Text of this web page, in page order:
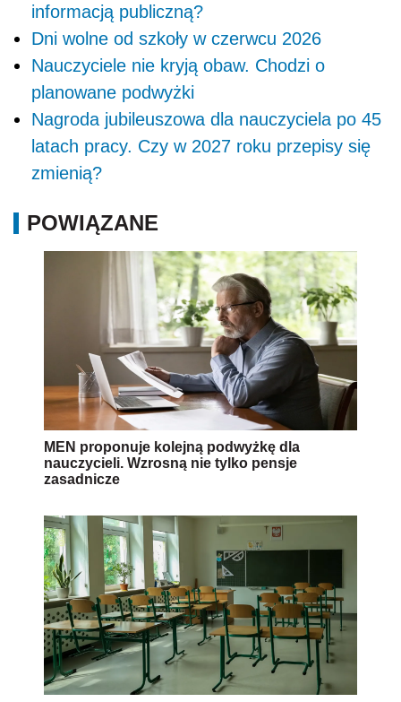
informacją publiczną?
Dni wolne od szkoły w czerwcu 2026
Nauczyciele nie kryją obaw. Chodzi o
planowane podwyżki
Nagroda jubileuszowa dla nauczyciela po 45
latach pracy. Czy w 2027 roku przepisy się
zmienią?
POWIĄZANE
MEN proponuje kolejną podwyżkę dla
nauczycieli. Wzrosną nie tylko pensje
zasadnicze